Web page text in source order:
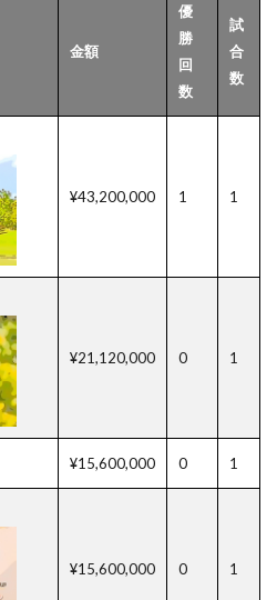
金額
優
勝
回
数
試
合
数
¥43,200,000 1 1
¥21,120,000 0 1
¥15,600,000 0 1
¥15,600,000 0 1